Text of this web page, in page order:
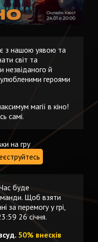
з нашою уявою та
світ та
незвіданого й
героями
магії в кіно!
самі.
на гру
буде
Щоб взяти
за перемогу у грі,
26 січня.
50% внесків